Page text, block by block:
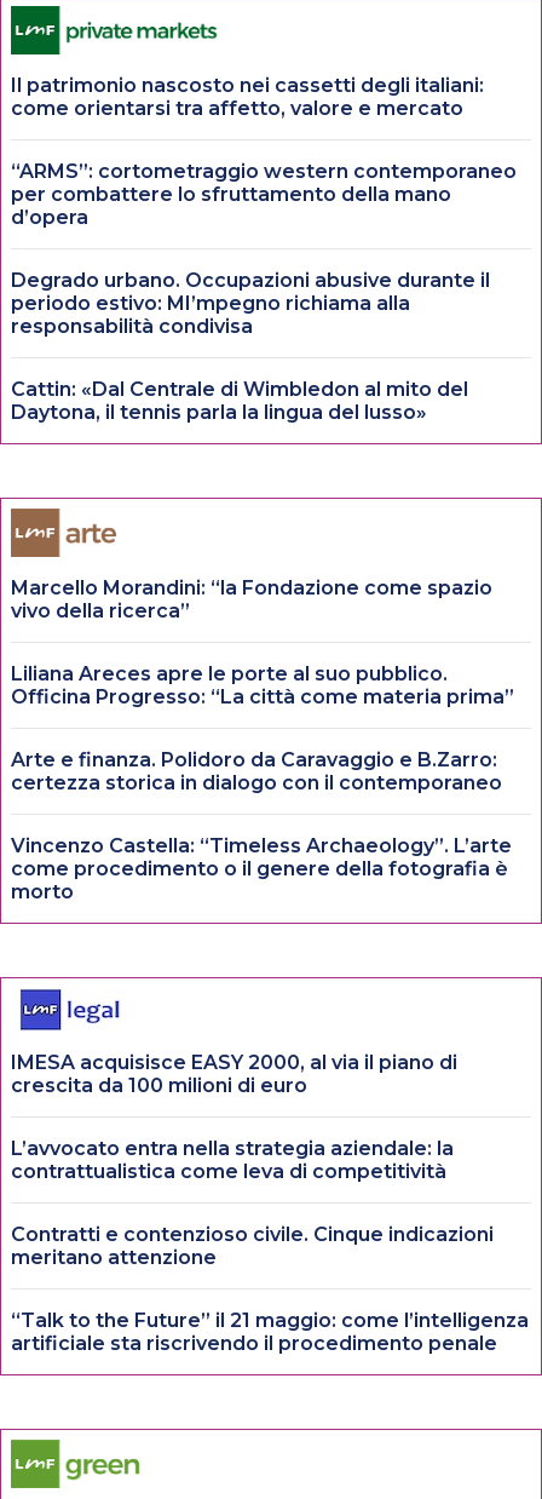
Il patrimonio nascosto nei cassetti degli italiani:
come orientarsi tra affetto, valore e mercato
“ARMS”: cortometraggio western contemporaneo
per combattere lo sfruttamento della mano
d’opera
Degrado urbano. Occupazioni abusive durante il
periodo estivo: MI’mpegno richiama alla
responsabilità condivisa
Cattin: «Dal Centrale di Wimbledon al mito del
Daytona, il tennis parla la lingua del lusso»
Marcello Morandini: “la Fondazione come spazio
vivo della ricerca”
Liliana Areces apre le porte al suo pubblico.
Officina Progresso: “La città come materia prima”
Arte e finanza. Polidoro da Caravaggio e B.Zarro:
certezza storica in dialogo con il contemporaneo
Vincenzo Castella: “Timeless Archaeology”. L’arte
come procedimento o il genere della fotografia è
morto
IMESA acquisisce EASY 2000, al via il piano di
crescita da 100 milioni di euro
L’avvocato entra nella strategia aziendale: la
contrattualistica come leva di competitività
Contratti e contenzioso civile. Cinque indicazioni
meritano attenzione
“Talk to the Future” il 21 maggio: come l’intelligenza
artificiale sta riscrivendo il procedimento penale